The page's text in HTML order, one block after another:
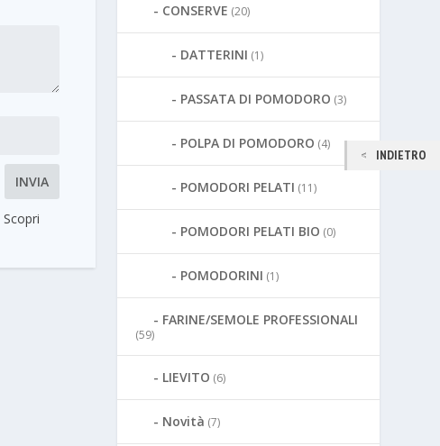
Scopri
CONSERVE (20)
DATTERINI (1)
PASSATA DI POMODORO (3)
POLPA DI POMODORO (4)
POMODORI PELATI (11)
POMODORI PELATI BIO (0)
POMODORINI (1)
FARINE/SEMOLE PROFESSIONALI
(59)
LIEVITO (6)
Novità (7)
INDIETRO